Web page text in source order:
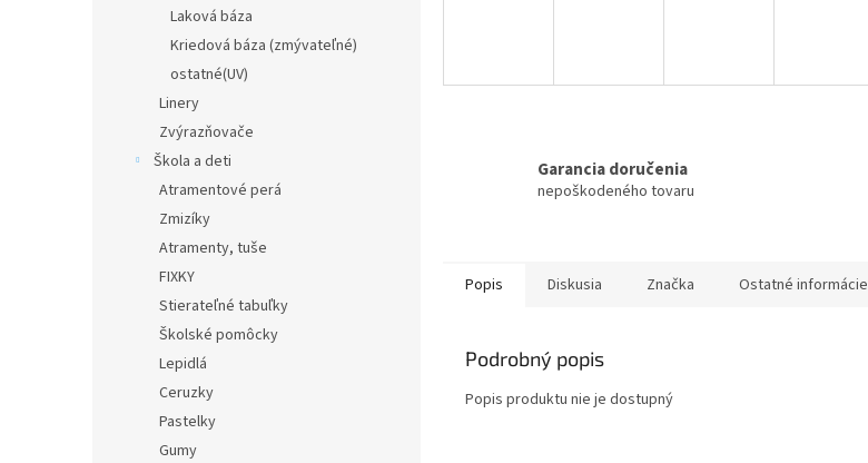
Laková báza
Kriedová báza (zmývateľné)
ostatné(UV)
Linery
Zvýrazňovače
Škola a deti
Atramentové perá
Zmizíky
Atramenty, tuše
FIXKY
Stierateľné tabuľky
Školské pomôcky
Lepidlá
Ceruzky
Pastelky
Gumy
Garancia doručenia
nepoškodeného tovaru
Popis Diskusia Značka Ostatné informácie
Podrobný popis
Popis produktu nie je dostupný